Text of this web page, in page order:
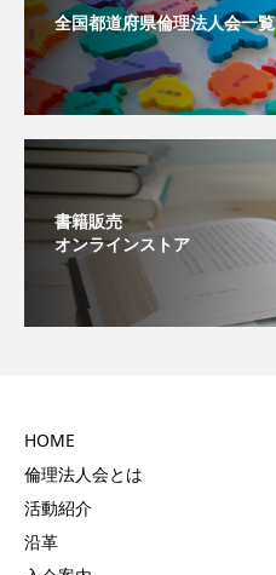
全国都道府県倫理法人会一覧
書籍販売
オンラインストア
HOME
倫理法人会とは
活動紹介
沿革